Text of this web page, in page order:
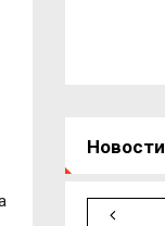
Новости